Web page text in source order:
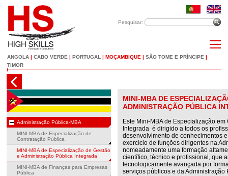
Pesquisar:
ANGOLA | CABO VERDE | PORTUGAL | MOÇAMBIQUE | SÃO TOME E PRÍNCIPE |
TIMOR
Administração Pública-MBA
MINI-MBA de Especialização de
Contratação Pública
MINI-MBA de Especialização de Gestão
e Administração Pública Integrada
MINI-MBA de Finanças para Empresas
Pública
MINI-MBA DE
ADMINISTRAÇÃO PÚBLICA
Este Mini-MBA de Especialização
Integrada é dirigido a todos os
desenvolvimento de conhecimentos
exercício de funções dirigentes na
nomeadamente uma formação
científico, técnico e profissional, que
tecnologicamente avançada por
serviços públicos e da Administração